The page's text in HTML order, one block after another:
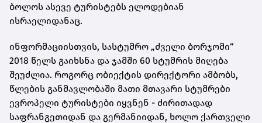
ბოლოს ასევე ტურისტებს ელოდებიან
ისრაელიდანაც.
ინფორმაციისთვის, სასტუმრო „ძველი ბორჯომი“
2018 წელს გაიხსნა და ჯამში 60 სტუმრის მიღება
შეუძლია. როგორც ობიექტის დირექტორი ამბობს,
წლების განმავლობაში მათი მთავარი სტუმრები
ევროპელი ტურისტები იყვნენ - ძირითადად
საფრანგეთიდან და გერმანიიდან, ხოლო ქართველი